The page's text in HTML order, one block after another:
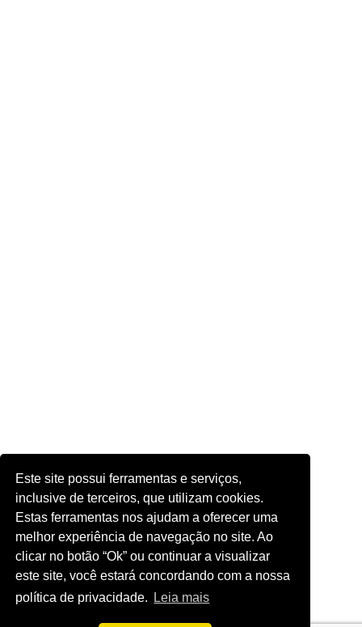
Este site possui ferramentas e serviços,
inclusive de terceiros, que utilizam cookies.
Estas ferramentas nos ajudam a oferecer uma
melhor experiência de navegação no site. Ao
clicar no botão “Ok” ou continuar a visualizar
este site, você estará concordando com a nossa
política de privacidade.
Leia mais